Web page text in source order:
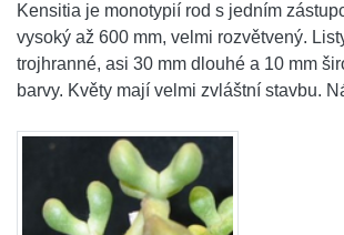
Kensitia je monotypií rod s jedním
vysoký až 600 mm, velmi rozvětvený.
trojhranné, asi 30 mm dlouhé a 10 mm
barvy. Květy mají velmi zvláštní stavbu.